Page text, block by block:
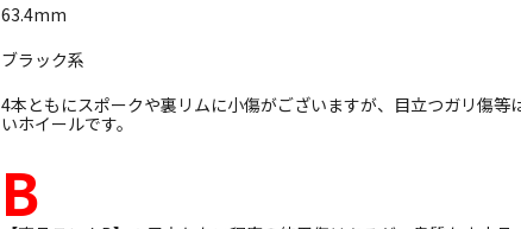
63.4mm
ブラック系
4本ともにスポークや裏リムに小傷がございますが、目立つガリ傷等
いホイールです。
B